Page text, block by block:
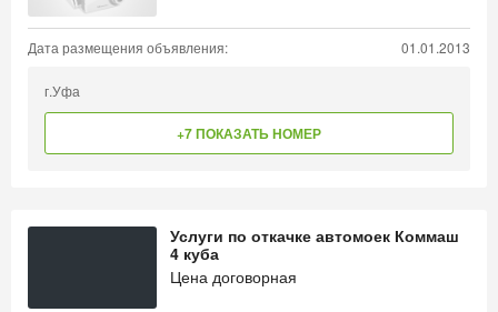
Дата размещения объявления: 01.01.2013
г.Уфа
+7 ПОКАЗАТЬ НОМЕР
Услуги по откачке автомоек Коммаш
4 куба
Цена договорная